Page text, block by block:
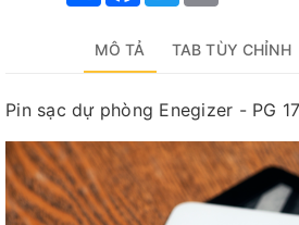
MÔ TẢ TAB TÙY CHỈNH
Pin sạc dự phòng Enegizer - PG 17